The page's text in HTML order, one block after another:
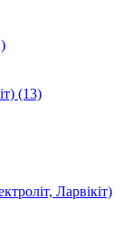
(13)
Ларвікіт)